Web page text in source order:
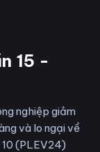
15 -
nghiệp giảm
và lo ngại về
(PLEV24)